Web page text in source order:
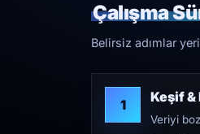
Çalışma
Belirsiz adımlar
1 Keşif &
Veriyi